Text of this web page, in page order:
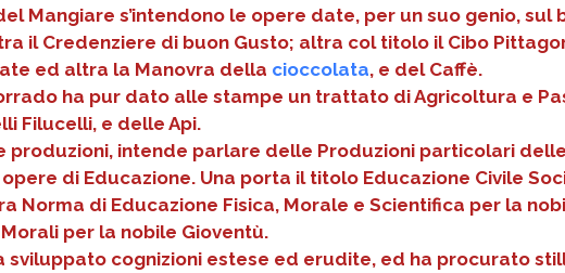
Mangiare s’intendono le opere date, per un suo genio,
il Credenziere di buon Gusto; altra col titolo il Cibo
ed altra la Manovra della cioccolata, e del Caffè.
ha pur dato alle stampe un trattato di Agricoltura e
Filucelli, e delle Api.
produzioni, intende parlare delle Produzioni particolari
di Educazione. Una porta il titolo Educazione Civile
Norma di Educazione Fisica, Morale e Scientifica per la
per la nobile Gioventù.
sviluppato cognizioni estese ed erudite, ed ha procurato